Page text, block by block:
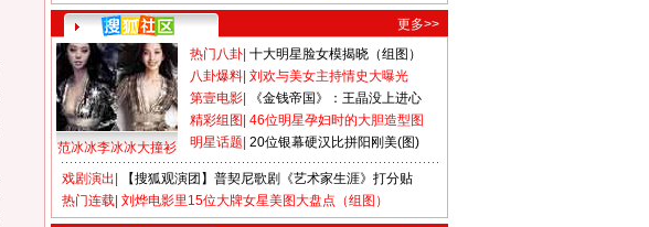
更多>>
范冰冰李冰冰大撞衫
热门八卦 十大明星脸女模揭晓（组图）
八卦爆料 刘欢与美女主持情史大曝光
第壹电影
《金钱帝国》：王晶没上进心
精彩组图 46位明星孕妇时的大胆造型图
明星话题 20位银幕硬汉比拼阳刚美(图)
戏剧演出
【搜狐观演团】普契尼歌剧《艺术家生涯》打分贴
热门连载 刘烨电影里15位大牌女星美图大盘点（组图）